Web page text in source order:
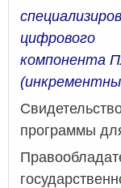
цифрового
компонента
программы